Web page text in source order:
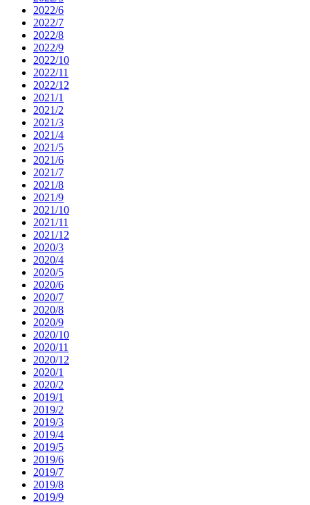
2022/6
2022/7
2022/8
2022/9
2022/10
2022/11
2022/12
2021/1
2021/2
2021/3
2021/4
2021/5
2021/6
2021/7
2021/8
2021/9
2021/10
2021/11
2021/12
2020/3
2020/4
2020/5
2020/6
2020/7
2020/8
2020/9
2020/10
2020/11
2020/12
2020/1
2020/2
2019/1
2019/2
2019/3
2019/4
2019/5
2019/6
2019/7
2019/8
2019/9